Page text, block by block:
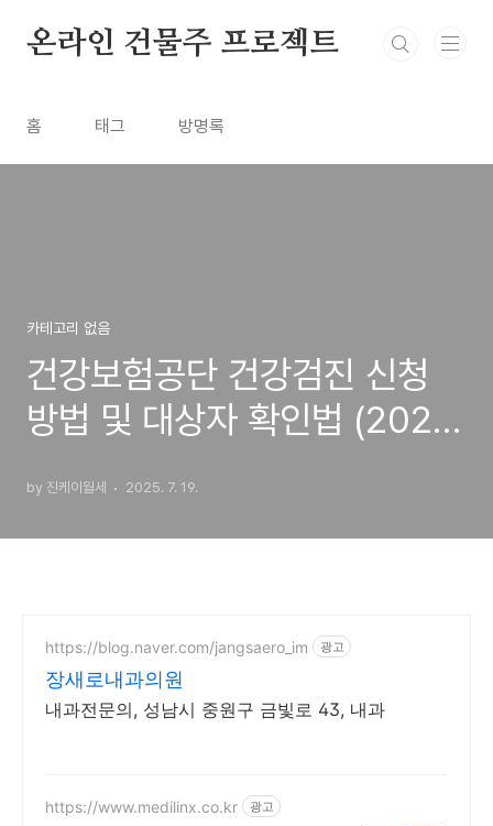
온라인 건물주 프로젝트
홈 태그 방명록
카테고리 없음
건강보험공단 건강검진 신청
방법 및 대상자 확인법 (2025
by 진케이월세 2025. 7. 19.
https://blog.naver.com/jangsaero_im 광고
장새로내과의원
내과전문의, 성남시 중원구 금빛로 43, 내과
https://www.medilinx.co.kr 광고